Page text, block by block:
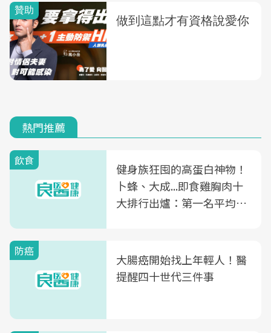
熱門推薦
飲食
健身族狂囤的高蛋白神物！
卜蜂、大成...即食雞胸肉十
大排行出爐：第一名平均一
防癌
大腸癌開始找上年輕人！醫
提醒四十世代三件事